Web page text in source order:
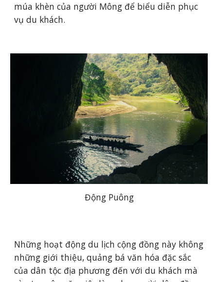
múa khèn của người Mông để biểu diễn phục
vụ du khách.
Động Puông
Những hoạt động du lịch cộng đồng này không
những giới thiệu, quảng bá văn hóa đặc sắc
của dân tộc địa phương đến với du khách mà